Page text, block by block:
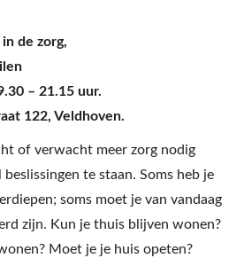
de zorg,
– 21.15 uur.
122, Veldhoven.
of verwacht meer zorg nodig
te staan. Soms heb je
soms moet je van vandaag
zijn. Kun je thuis blijven wonen?
Moet je je huis opeten?